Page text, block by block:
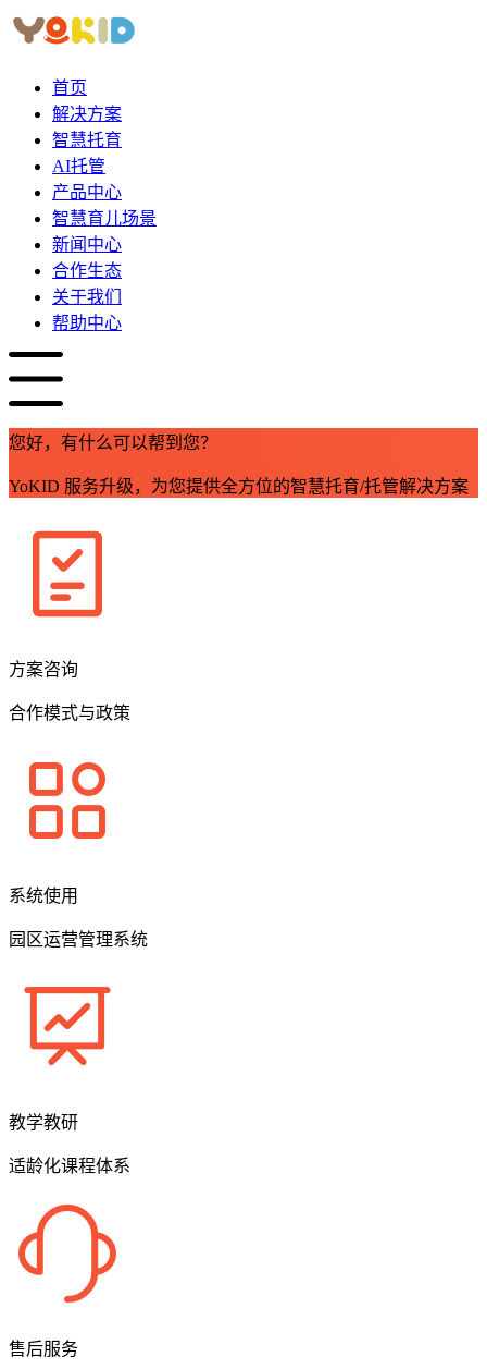
首页
解决方案
智慧托育
AI托管
产品中心
智慧育儿场景
新闻中心
合作生态
关于我们
帮助中心
您好，有什么可以帮到您？
YoKID 服务升级，为您提供全方位的智慧托育/托管解决方案
方案咨询
合作模式与政策
系统使用
园区运营管理系统
教学教研
适龄化课程体系
售后服务